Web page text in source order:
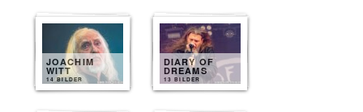
JOACHIM
WITT
14 BILDER
DIARY OF
DREAMS
13 BILDER